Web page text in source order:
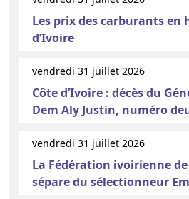
Les prix des carburants en
d’Ivoire
vendredi 31 juillet 2026
Côte d’Ivoire : décès du
Dem Aly Justin, numéro
vendredi 31 juillet 2026
La Fédération ivoirienne
sépare du sélectionneur